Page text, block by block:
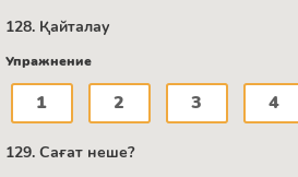
128. Қайталау
Упражнение
1 2 3 4
129. Сағат неше?